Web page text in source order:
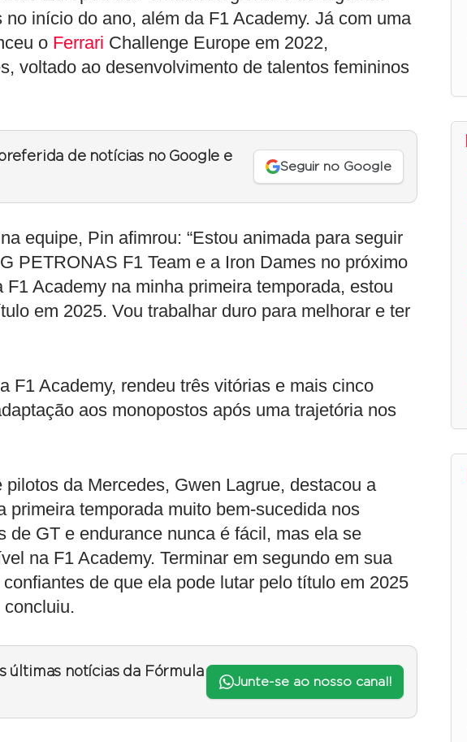
início do ano, além da F1 Academy. Já com uma
o Ferrari Challenge Europe em 2022,
voltado ao desenvolvimento de talentos femininos
de notícias no Google e
Seguir no Google
equipe, Pin afimrou: “Estou animada para seguir
PETRONAS F1 Team e a Iron Dames no próximo
Academy na minha primeira temporada, estou
em 2025. Vou trabalhar duro para melhorar e ter
F1 Academy, rendeu três vitórias e mais cinco
aos monopostos após uma trajetória nos
da Mercedes, Gwen Lagrue, destacou a
primeira temporada muito bem-sucedida nos
de GT e endurance nunca é fácil, mas ela se
na F1 Academy. Terminar em segundo em sua
de que ela pode lutar pelo título em 2025
concluiu.
últimas notícias da Fórmula
Junte-se ao nosso canal!